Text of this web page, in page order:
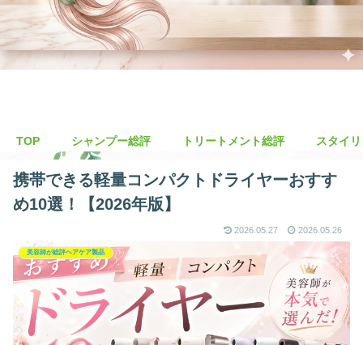
TOP シャンプー総評 トリートメント総評 スタイ
携帯できる軽量コンパクトドライヤーおすす
め10選！【2026年版】
2026.05.27 2026.05.26
美容師が総評ヘアケア製品